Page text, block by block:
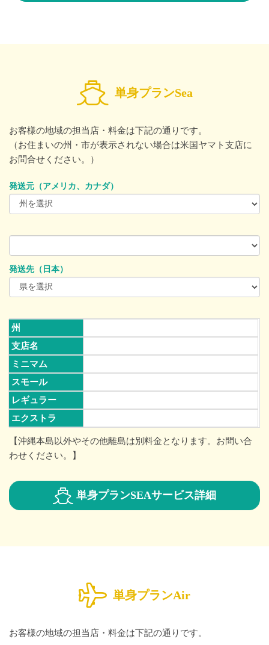
単身プランSea
お客様の地域の担当店・料金は下記の通りです。
（お住まいの州・市が表示されない場合は米国ヤマト支店に
お問合せください。）
発送元（アメリカ、カナダ）
発送先（日本）
州
支店名
ミニマム
スモール
レギュラー
エクストラ
【沖縄本島以外やその他離島は別料金となります。お問い合
わせください。】
単身プランSEAサービス詳細
単身プランAir
お客様の地域の担当店・料金は下記の通りです。